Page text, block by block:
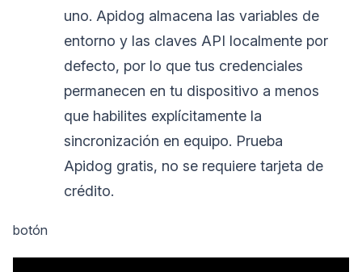
uno. Apidog almacena las variables de
entorno y las claves API localmente por
defecto, por lo que tus credenciales
permanecen en tu dispositivo a menos
que habilites explícitamente la
sincronización en equipo. Prueba
Apidog gratis, no se requiere tarjeta de
crédito.
botón